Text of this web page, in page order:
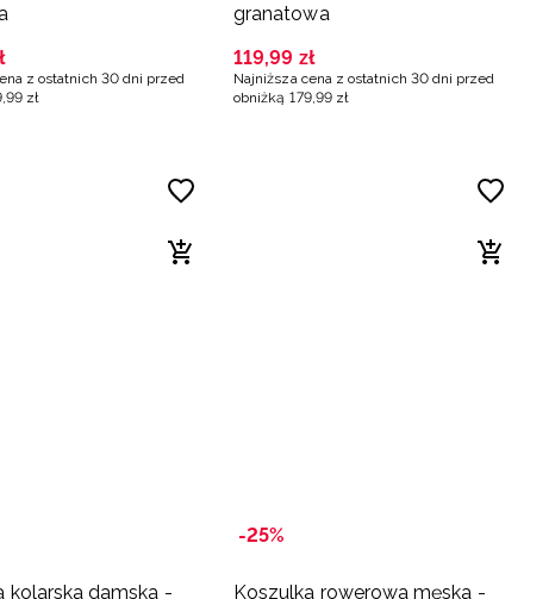
z ostatnich 30 dni przed
, 99 zł
granatowa
119,99 zł
Najniższa cena z ostatnich 30 dni przed
obniżką 179, 99 zł
kolarska damska -
-25%
Koszulka rowerowa męska -